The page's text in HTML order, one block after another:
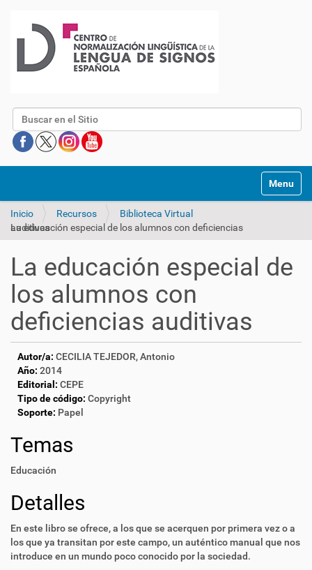
Buscar
Mostrar/
Inicio Recursos
Biblioteca Virtual
La educación especial de los alumnos con deficiencias auditivas
La educación especial de
los alumnos con
deficiencias auditivas
Autor/a: CECILIA TEJEDOR, Antonio
Año: 2014
Editorial: CEPE
Tipo de código: Copyright
Soporte: Papel
Temas
Educación
Detalles
En este libro se ofrece, a los que se acerquen por primera vez o a
los que ya transitan por este campo, un auténtico manual que nos
introduce en un mundo poco conocido por la sociedad.